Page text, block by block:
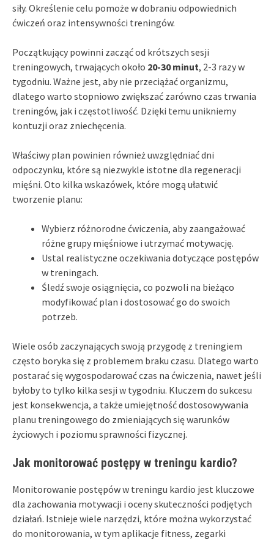
siły. Określenie celu pomoże w dobraniu odpowiednich
ćwiczeń oraz intensywności treningów.
Początkujący powinni zacząć od krótszych sesji
treningowych, trwających około 20-30 minut, 2-3 razy w
tygodniu. Ważne jest, aby nie przeciążać organizmu,
dlatego warto stopniowo zwiększać zarówno czas trwania
treningów, jak i częstotliwość. Dzięki temu unikniemy
kontuzji oraz zniechęcenia.
Właściwy plan powinien również uwzględniać dni
odpoczynku, które są niezwykle istotne dla regeneracji
mięśni. Oto kilka wskazówek, które mogą ułatwić
tworzenie planu:
Wybierz różnorodne ćwiczenia, aby zaangażować
różne grupy mięśniowe i utrzymać motywację.
Ustal realistyczne oczekiwania dotyczące postępów
w treningach.
Śledź swoje osiągnięcia, co pozwoli na bieżąco
modyfikować plan i dostosować go do swoich
potrzeb.
Wiele osób zaczynających swoją przygodę z treningiem
często boryka się z problemem braku czasu. Dlatego warto
postarać się wygospodarować czas na ćwiczenia, nawet jeśli
byłoby to tylko kilka sesji w tygodniu. Kluczem do sukcesu
jest konsekwencja, a także umiejętność dostosowywania
planu treningowego do zmieniających się warunków
życiowych i poziomu sprawności fizycznej.
Jak monitorować postępy w treningu kardio?
Monitorowanie postępów w treningu kardio jest kluczowe
dla zachowania motywacji i oceny skuteczności podjętych
działań. Istnieje wiele narzędzi, które można wykorzystać
do monitorowania, w tym aplikacje fitness, zegarki